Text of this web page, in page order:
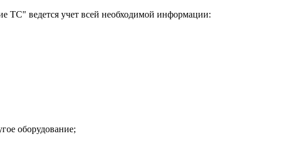
ТС" ведется учет всей необходимой информации:
оборудование;